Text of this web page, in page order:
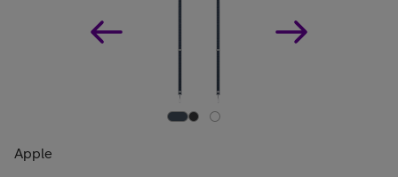
Apple